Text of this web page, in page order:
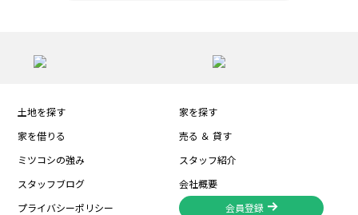
土地を探す
家を探す
家を借りる
売る ＆ 貸す
ミツコシの強み
スタッフ紹介
スタッフブログ
会社概要
プライバシーポリシー
会員登録